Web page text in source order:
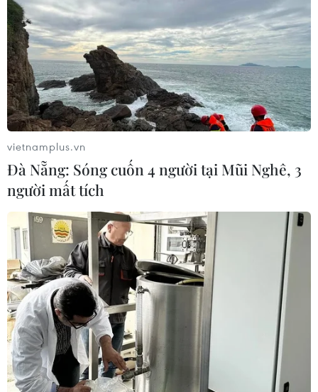
vietnamplus.vn
Đà Nẵng: Sóng cuốn 4 người tại Mũi Nghê, 3
người mất tích